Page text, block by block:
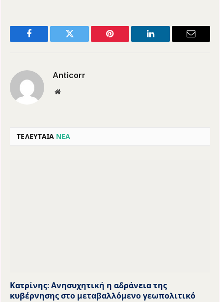
Facebook Twitter Pinterest LinkedIn Email
Anticorr
Website
ΤΕΛΕΥΤΑΙΑ ΝΕΑ
Κατρίνης: Ανησυχητική η αδράνεια της
κυβέρνησης στο μεταβαλλόμενο γεωπολιτικό